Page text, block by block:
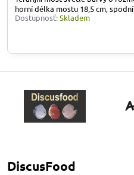
horní délka mostu 18,5 cm,
Dostupnosť:Skladem
DiscusFood